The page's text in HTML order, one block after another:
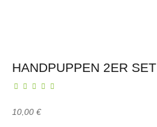
HANDPUPPEN 2ER SET
10,00 €